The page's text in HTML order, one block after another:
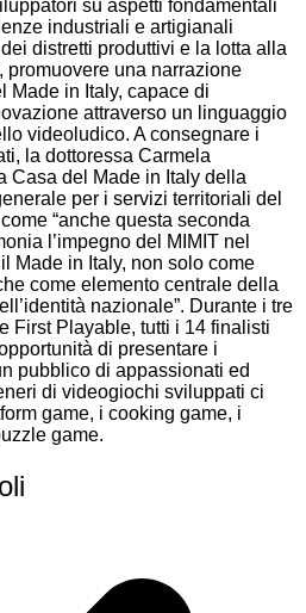
su aspetti fondamentali
industriali e artigianali
distretti produttivi e la lotta alla
promuovere una narrazione
Made in Italy, capace di
attraverso un linguaggio
videoludico. A consegnare i
la dottoressa Carmela
Casa del Made in Italy della
per i servizi territoriali del
“anche questa seconda
l’impegno del MIMIT nel
Made in Italy, non solo come
come elemento centrale della
nazionale”. Durante i tre
First Playable, tutti i 14 finalisti
di presentare i
pubblico di appassionati ed
di videogiochi sviluppati ci
game, i cooking game, i
game.